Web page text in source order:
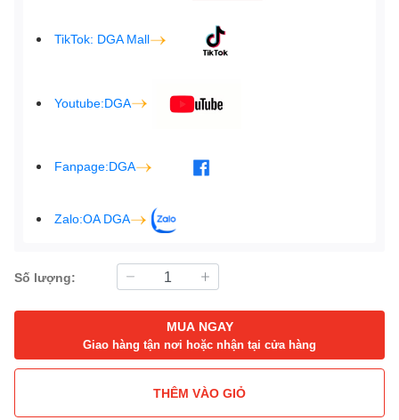
TikTok: DGA Mall
Youtube:DGA
Fanpage:DGA
Zalo:OA DGA
Số lượng:
MUA NGAY
Giao hàng tận nơi hoặc nhận tại cửa hàng
THÊM VÀO GIỎ